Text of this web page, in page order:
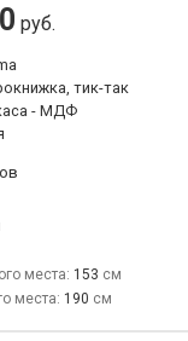
руб.
тик-так
- МДФ
места: 153
места: 190